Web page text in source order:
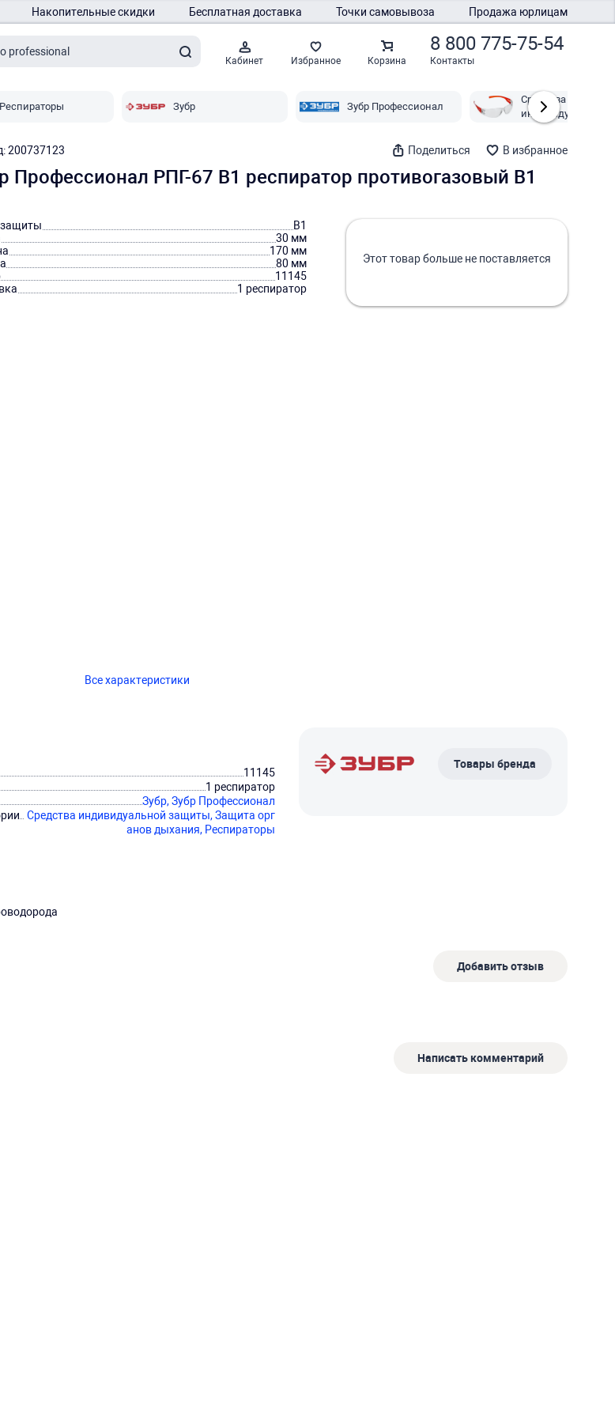
Накопительные скидки Бесплатная доставка Точки самовывоза Продажа юрлицам
Кабинет Избранное Корзина
8 800 775-75-54
Контакты
Респираторы Зубр Зубр Профессионал
Средства
индивидуальной
защиты Зубр
200737123 Поделиться В избранное
Профессионал РПГ-67 В1 респиратор противогазовый В1
защиты
В1
30 мм
170 мм
80 мм
11145
1 респиратор
Все характеристики
Этот товар больше не поставляется
11145
1 респиратор
Зубр,Зубр Профессионал
Средства индивидуальной защиты,Защита орг
анов дыхания, Респираторы
Товары бренда
Добавить отзыв
Написать комментарий